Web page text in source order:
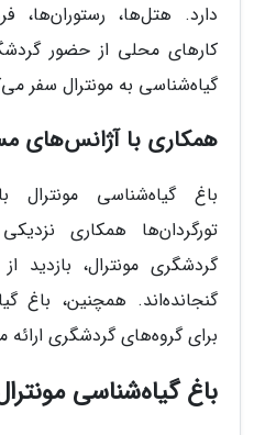
دارد. هتل‌ها،
کارهای محلی از حضور
گیاه‌شناسی به مونترال سفر
همکاری با آژانس‌های
باغ گیاه‌شناسی
تورگردان‌ها همکاری
گردشگری مونترال، بازدید
گنجانده‌اند. همچنین، باغ
برای گروه‌های گردشگری
باغ گیاه‌شناسی